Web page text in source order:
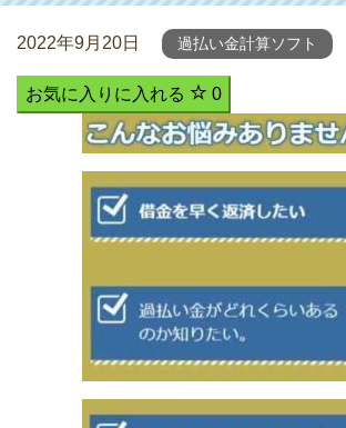
2022年9月20日 過払い金計算ソフト
お気に入りに入れる 0